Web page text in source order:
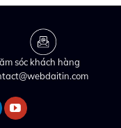
sóc khách hàng